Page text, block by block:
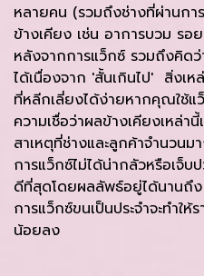
หลายคน (รวมถึงช่างที่ผ่านกา
ข้างเคียง เช่น อาการบวม รอ
หลังจากการแว็กซ์ รวมถึงคิดว่
ได้เนื่องจาก 'สั้นเกินไป' สิ่งเห
ที่หลีกเลี่ยงได้ง่ายหากคุณใช้
ความเชื่อว่าผลข้างเคียงเหล่า
สาเหตุที่ช่างและลูกค้าจำนวน
การแว็กซ์ไม่ได้น่ากลัวหรือเจ็
ดีที่สุดโดยผลลัพธ์อยู่ได้นาน
การแว็กซ์ขนเป็นประจำจะทำใ
น้อยลง